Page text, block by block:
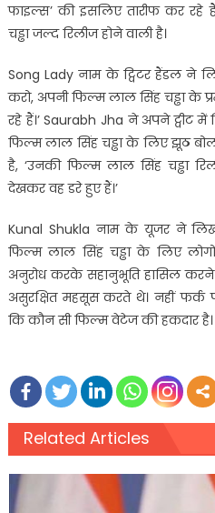
फाइल्स’ की इसलिए तारीफ कर
चड्ढा जल्द रिलीज होने वाली है।
Song Lady नाम के ट्विटर हैंडल ने
करो, अपनी फिल्म लाल सिंह चड्ढा के
रहे हैं।’ Saurabh Jha ने अपने
फिल्म लाल सिंह चड्ढा के लिए झूठ
है, ‘उनकी फिल्म लाल सिंह चड्ढा
देखकर वह डरे हुए हैं।’
Kunal Shukla नाम के यूजर ने
फिल्म लाल सिंह चड्ढा के लिए
अनुरोध करके सहानुभूति हासिल करने
असुरक्षित महसूस करते थे। नहीं फर्क
कि कौन सी फिल्म वेटेज की हकदार है।
Related Articles